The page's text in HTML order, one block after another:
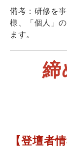
備考：研修を
様、「個人」
ます。
締
【登壇者情